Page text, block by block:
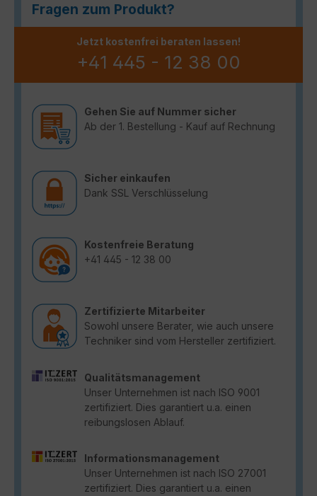
Fragen zum Produkt?
Jetzt kostenfrei beraten lassen!
+41 445 - 12 38 00
Gehen Sie auf Nummer sicher
Ab der 1. Bestellung - Kauf auf Rechnung
Sicher einkaufen
Dank SSL Verschlüsselung
Kostenfreie Beratung
+41 445 - 12 38 00
Zertifizierte Mitarbeiter
Sowohl unsere Berater, wie auch unsere
Techniker sind vom Hersteller zertifiziert.
Qualitätsmanagement
Unser Unternehmen ist nach ISO 9001
zertifiziert. Dies garantiert u.a. einen
reibungslosen Ablauf.
Informationsmanagement
Unser Unternehmen ist nach ISO 27001
zertifiziert. Dies garantiert u.a. einen